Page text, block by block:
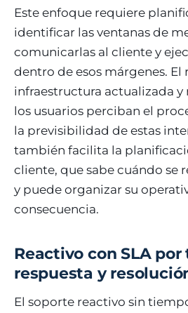
Este enfoque requiere
identificar las ventanas de
comunicarlas al cliente y
dentro de esos márgenes. El
infraestructura actualizada y
los usuarios perciban el
la previsibilidad de estas
también facilita la
cliente, que sabe cuándo se
y puede organizar su
consecuencia.
Reactivo con SLA
respuesta y
El soporte reactivo sin